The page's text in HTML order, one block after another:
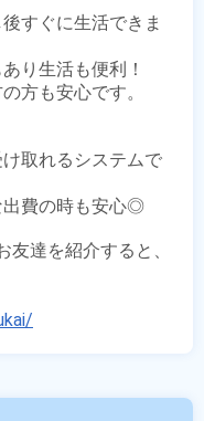
すぐに生活できま
り生活も便利！
方も安心です。
取れるシステムで
出費の時も安心◎
友達を紹介すると、